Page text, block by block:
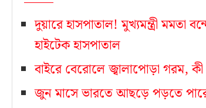
দুয়ারে হাসপাতাল! মুখ্যমন্ত্রী মমতা
হাইটেক হাসপাতাল
বাইরে বেরোলে জ্বালাপোড়া গরম,
জুন মাসে ভারতে আছড়ে পড়তে